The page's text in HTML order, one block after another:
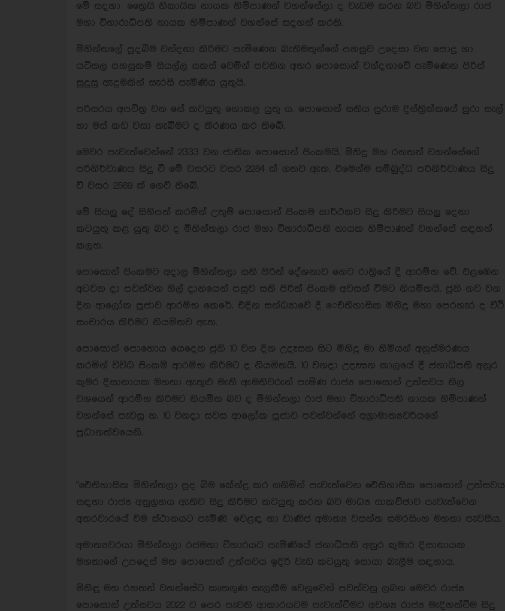
මේ සදහා ත්‍රෛයි නිකායික නායක හිමිපාණන් වහන්සේලා ද වැඩම කරන බව මිහින්තලා රාජ
මහා විහාරාධිපති නායක හිමිපාණන් වහන්සේ සදහන් කරති.
මිහින්තලේ පුදබිම වන්දනා කිරිමට පැමිණෙන බැතිමතුන්ගේ පහසුව උදෙසා වන පොදු හා
යටිතල පහසුකම් සියල්ල සකස් වෙමින් පවතින අතර පොසොන් වන්දනාවේ පැමිණෙන පිරිස්
සුදුසු ඇදුමකින් සැරසී පැමිණිය යුතුයි.
පරිසරය අපවිත්‍ර වන සේ කටයුතු නොකළ යුතු ය. පොසොන් සතිය පුරාම දිස්ත්‍රික්කයේ සුරා සැල්
හා මස් කඩ වසා තැබීමට ද තීරණය කර තිබේ.
මෙවර පැවැත්වෙන්නේ 2333 වන ජාතික පොසොන් පිංකමයි. මිහිදු මහ රහතන් වහන්සේගේ
පරිනිර්වාණය සිදු වී මේ වසරට වසර 2284 ක් ගතව ඇත. එමෙන්ම සම්බුද්ධ පරිනිර්වාණය සිදු
වී වසර 2569 ක් ගෙවී තිබේ.
මේ සියලු දේ සිහිපත් කරමින් උතුම් පොසොන් පිංකම සාර්ථකව සිදු කිරිමට සියලු දෙනා
කටයුතු කළ යුතු බව ද මිහින්තලා රාජ මහා විහාරාධිපති නායක හිමිපාණන් වහන්සේ සඳහන්
කලහ.
පොසොන් පිංකමට අදාල මිහින්තලා සති පිරිත් දේශනාව හෙට රාත්‍රියේ දී ආරම්භ වේ. එළඹෙන
අටවන දා පවත්වන හීල් දානයෙන් පසුව සති පිරිත් පිංකම අවසන් වීමට නියමිතයි. ජුනි නව වන
දින ආලෝක පූජාව ආරම්භ කෙරේ. එදින සන්ධ්‍යාවේ දී ‌ෙඑතිහාසික මිහිදු මහා පෙරහැර ද වීථි
සංචාරය කිරිමට නියමිතව ඇත.
පොසොන් පොහොය යෙදෙන ජුනි 10 වන දින උදෑසන සිට මිහිදු මා හිමියන් අනුස්මරණය
කරමින් විවිධ පිංකම් ආරම්භ කිරිමට ද නියමිතයි. 10 වනදා උදෑසන කාලයේ දී ජනාධිපති අනුර
කුමර දිසානායක මහතා ඇතුළු මැති ඇමතිවරුන් පැමිණ රාජ්‍ය පොසොන් උත්සවය නිල
වශයෙන් ආරම්භ කිරිමට නියමිත බව ද මිහින්තලා රාජ මහා විහාරාධිපති නායක හිමිපාණන්
වහන්සේ පැවසූ හ. 10 වනදා සවස ආලෝක පූජාව පවත්වන්නේ අග්‍රාමාත්‍යවරියගේ
ප්‍රධානත්වයෙනි.
"ඓතිහාසික මිහින්තලා පුද බිම කේන්ද්‍ර කර ගනිමින් පැවැත්වෙන ඓතිහාසික පොසොන් උත්සවය
සඳහා රාජ්‍ය අනුග්‍රහය ඇතිව සිදු කිරීමට කටයුතු කරන බව මාධ්‍ය සාකච්ඡාව පැවැත්වෙන
අතරවාරයේ එම ස්ථානයට පැමිණි වෙළඳ හා වාණිජ අමාත්‍ය වසන්ත සමරසිංහ මහතා පැවසීය.
අමාත්‍යවරයා මිහින්තලා රජමහා විහාරයට පැමිණියේ ජනාධිපති අනුර කුමාර දිසානායක
මහතාගේ උපදෙස් මත පොසොන් උත්සවය ඉදිරි වැඩ කටයුතු සොයා බැලීම සඳහාය.
මිහිඳු මහ රහතන් වහන්සේට කෘතගුණ සැලකීම වෙනුවෙන් පවත්වනු ලබන මෙවර රාජ්‍ය
පොසොන් උත්සවය 2022 ට පෙර පැවති ආකාරයටම පැවැත්වීමට අවශ්‍ය රාජ්‍ය මැදිහත්වීම සිදු